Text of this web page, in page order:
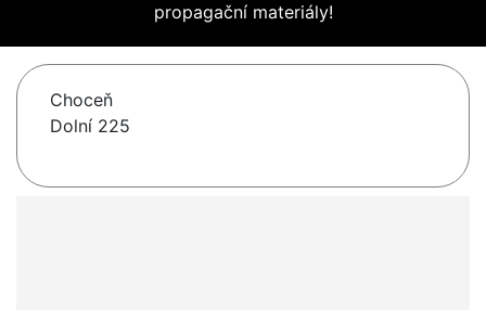
propagační materiály!
Choceň
Dolní 225